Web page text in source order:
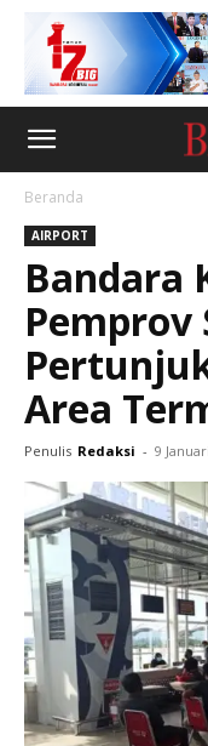
Beranda
AIRPORT
Bandara
Pemprov
Area
Penulis Redaksi - 9